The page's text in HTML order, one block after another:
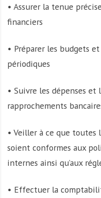
• Assurer la tenue
financiers
• Préparer les budgets
périodiques
• Suivre les dépenses
rapprochements
• Veiller à ce que toutes
soient conformes aux
internes ainsi qu’aux
• Effectuer la